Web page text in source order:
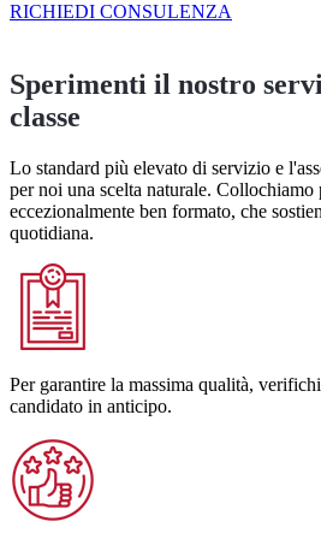
RICHIEDI CONSULENZA
Sperimenti il nostro
classe
Lo standard più elevato di servizio e
per noi una scelta naturale. Collochiamo
eccezionalmente ben formato, che
quotidiana.
Per garantire la massima qualità,
candidato in anticipo.